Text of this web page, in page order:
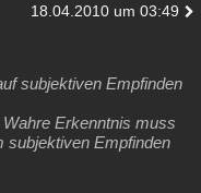
18.04.2010 um 03:49
subjektiven Empfinden
Erkenntnis muss
subjektiven Empfinden